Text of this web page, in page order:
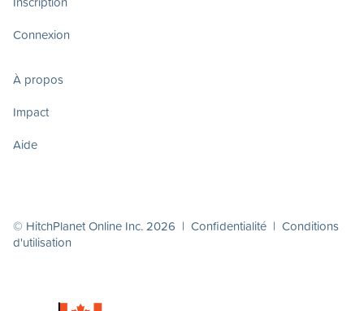
Connexion
À propos
Impact
Aide
© HitchPlanet Online Inc. 2026 | Confidentialité | Conditions
d'utilisation